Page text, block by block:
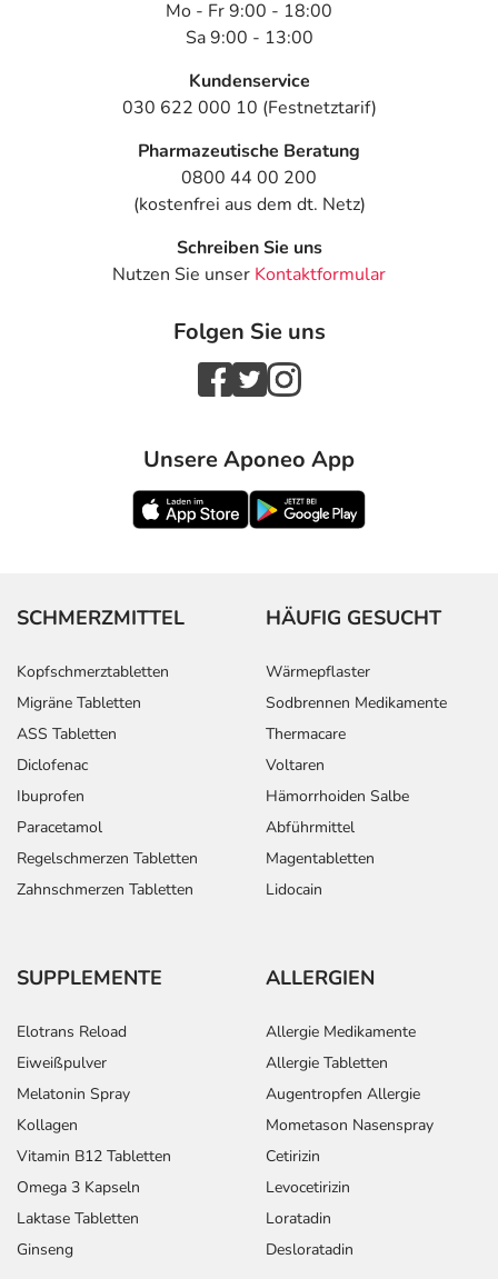
Mo - Fr 9:00 - 18:00
Sa 9:00 - 13:00
Kundenservice
030 622 000 10 (Festnetztarif)
Pharmazeutische Beratung
0800 44 00 200
(kostenfrei aus dem dt. Netz)
Schreiben Sie uns
Nutzen Sie unser Kontaktformular
Folgen Sie uns
Unsere Aponeo App
SCHMERZMITTEL
Kopfschmerztabletten
Migräne Tabletten
ASS Tabletten
Diclofenac
Ibuprofen
Paracetamol
Regelschmerzen Tabletten
Zahnschmerzen Tabletten
HÄUFIG GESUCHT
Wärmepflaster
Sodbrennen Medikamente
Thermacare
Voltaren
Hämorrhoiden Salbe
Abführmittel
Magentabletten
Lidocain
SUPPLEMENTE
Elotrans Reload
Eiweißpulver
Melatonin Spray
Kollagen
Vitamin B12 Tabletten
Omega 3 Kapseln
Laktase Tabletten
Ginseng
ALLERGIEN
Allergie Medikamente
Allergie Tabletten
Augentropfen Allergie
Mometason Nasenspray
Cetirizin
Levocetirizin
Loratadin
Desloratadin